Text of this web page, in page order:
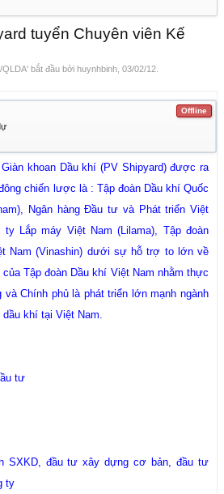
tuyển Chuyên viên Kế
QLDA' bắt đầu bởi huynhbinh 03/02/12
Offline
khoan Dầu khí (PV Shipyard) được ra
chiến lược là : Tập đoàn Dầu khí Quốc
Ngân hàng Đầu tư và Phát triển Việt
ty Lắp máy Việt Nam (Lilama), Tập đoàn
Nam (Vinashin) dưới sự hỗ trợ to lớn về
Tập đoàn Dầu khí Việt Nam nhằm thực
Chính phủ là phát triển lớn mạnh ngành
khí tại Việt Nam.
tư
SXKD, đầu tư xây dựng cơ bản, đầu tư
ty